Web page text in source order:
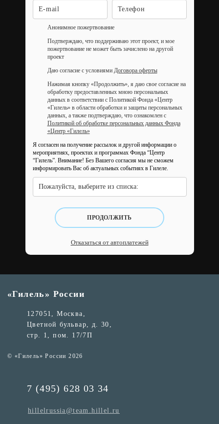
Анонимное пожертвование
Подтверждаю, что поддерживаю этот проект, и мое
пожертвование не может быть зачислено на другой
проект
Даю согласие с условиями Договора оферты
Нажимая кнопку «Продолжить», я даю свое согласие на
обработку предоставленных мною персональных
данных в соответствии с Политикой Фонда «Центр
«Гилель» в области обработки и защиты персональных
данных, а также подтверждаю, что ознакомлен с
Политикой об обработке персональных данных Фонда
«Центр «Гилель»
Я согласен на получение рассылок и другой информации о
мероприятиях, проектах и программах Фонда “Центр
“Гилель”. Внимание! Без Вашего согласия мы не сможем
информировать Вас об актуальных событиях в Гилеле.
Пожалуйста, выберите из списка:
ПРОДОЛЖИТЬ
Отказаться от автоплатежей
«Гилель» России
127051, Москва,
Цветной бульвар, д. 30,
стр. 1, пом. 17/7П
© «Гилель» России 2026
7 (495) 628 03 34
hillelrussia@team.hillel.ru